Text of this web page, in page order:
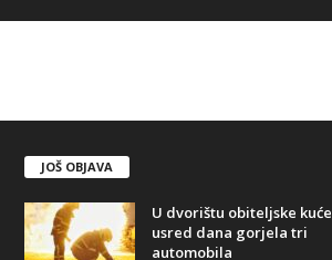
JOŠ OBJAVA
U dvorištu obiteljske kuće
usred dana gorjela tri
automobila